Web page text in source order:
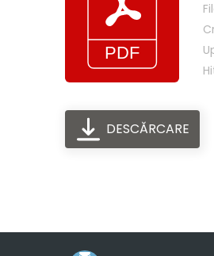
DESCĂRCARE